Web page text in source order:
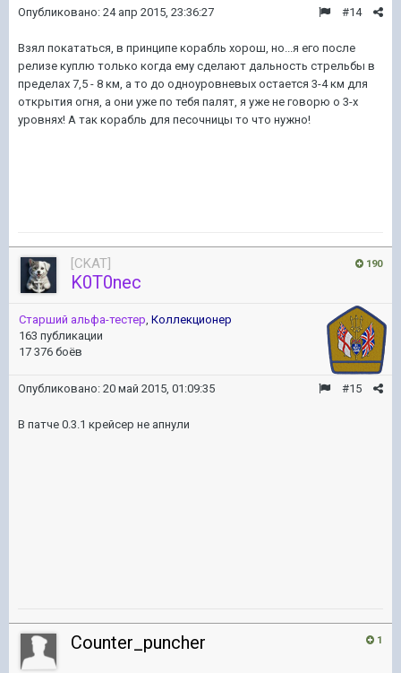
#14
Опубликовано: 24 апр 2015, 23:36:27
Взял покататься, в принципе корабль хорош, но...я его после
релизе куплю только когда ему сделают дальность стрельбы в
пределах 7,5 - 8 км, а то до одноуровневых остается 3-4 км для
открытия огня, а они уже по тебя палят, я уже не говорю о 3-х
уровнях! А так корабль для песочницы то что нужно!
190
[CKAT]
K0T0nec
Старший альфа-тестер Коллекционер
163 публикации
17 376 боёв
#15
Опубликовано: 20 май 2015, 01:09:35
В патче 0.3.1 крейсер не апнули
1
Counter_puncher